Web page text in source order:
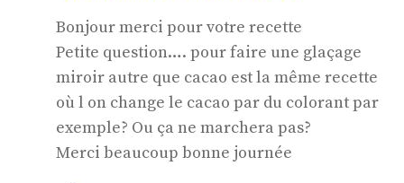
Bonjour merci pour votre recette
Petite question…. pour faire une glaçage
miroir autre que cacao est la même recette
où l on change le cacao par du colorant par
exemple? Ou ça ne marchera pas?
Merci beaucoup bonne journée